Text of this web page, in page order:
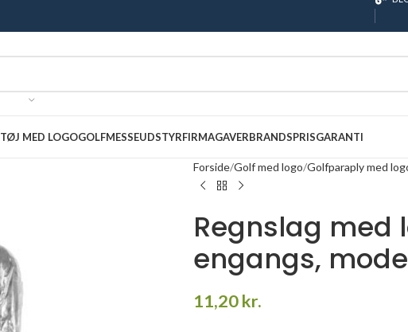
TØJ MED LOGOGOLFMESSEUDSTYRFIRMAGAVERBRANDSPRISGARANTI
Forside Golf med logo Golfparaply med
Regnslag med
engangs,
11,20kr.